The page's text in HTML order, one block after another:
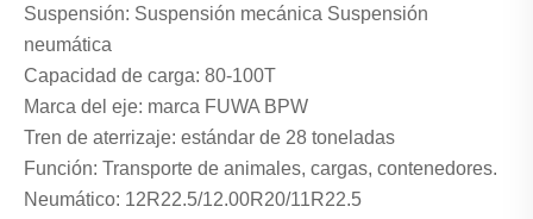
Suspensión: Suspensión mecánica Suspensión
neumática
Capacidad de carga: 80-100T
Marca del eje: marca FUWA BPW
Tren de aterrizaje: estándar de 28 toneladas
Función: Transporte de animales, cargas, contenedores.
Neumático: 12R22.5/12.00R20/11R22.5